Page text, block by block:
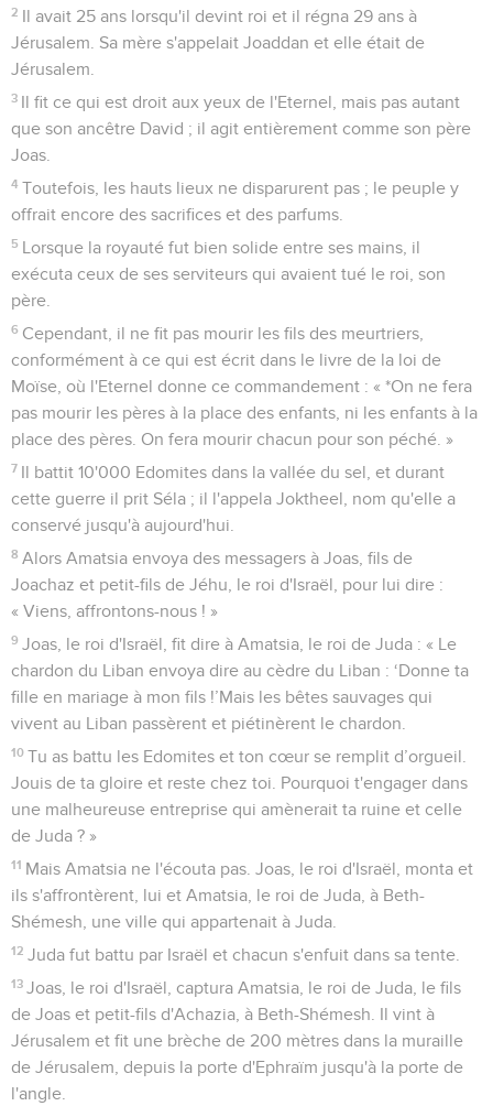
2 Il avait 25 ans lorsqu'il devint roi et il régna 29 ans à
Jérusalem. Sa mère s'appelait Joaddan et elle était de
Jérusalem.
3 Il fit ce qui est droit aux yeux de l'Eternel, mais pas autant
que son ancêtre David ; il agit entièrement comme son père
Joas.
4 Toutefois, les hauts lieux ne disparurent pas ; le peuple y
offrait encore des sacrifices et des parfums.
5 Lorsque la royauté fut bien solide entre ses mains, il
exécuta ceux de ses serviteurs qui avaient tué le roi, son
père.
6 Cependant, il ne fit pas mourir les fils des meurtriers,
conformément à ce qui est écrit dans le livre de la loi de
Moïse, où l'Eternel donne ce commandement : « *On ne fera
pas mourir les pères à la place des enfants, ni les enfants à la
place des pères. On fera mourir chacun pour son péché. »
7 Il battit 10'000 Edomites dans la vallée du sel, et durant
cette guerre il prit Séla ; il l'appela Joktheel, nom qu'elle a
conservé jusqu'à aujourd'hui.
8 Alors Amatsia envoya des messagers à Joas, fils de
Joachaz et petit-fils de Jéhu, le roi d'Israël, pour lui dire :
« Viens, affrontons-nous ! »
9 Joas, le roi d'Israël, fit dire à Amatsia, le roi de Juda : « Le
chardon du Liban envoya dire au cèdre du Liban : ‘Donne ta
fille en mariage à mon fils !’Mais les bêtes sauvages qui
vivent au Liban passèrent et piétinèrent le chardon.
10 Tu as battu les Edomites et ton cœur se remplit d’orgueil.
Jouis de ta gloire et reste chez toi. Pourquoi t'engager dans
une malheureuse entreprise qui amènerait ta ruine et celle
de Juda ? »
11 Mais Amatsia ne l'écouta pas. Joas, le roi d'Israël, monta et
ils s'affrontèrent, lui et Amatsia, le roi de Juda, à Beth-
Shémesh, une ville qui appartenait à Juda.
12 Juda fut battu par Israël et chacun s'enfuit dans sa tente.
13 Joas, le roi d'Israël, captura Amatsia, le roi de Juda, le fils
de Joas et petit-fils d'Achazia, à Beth-Shémesh. Il vint à
Jérusalem et fit une brèche de 200 mètres dans la muraille
de Jérusalem, depuis la porte d'Ephraïm jusqu'à la porte de
l'angle.